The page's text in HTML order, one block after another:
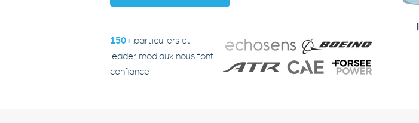
150+ particuliers et
leader modiaux nous font
confiance